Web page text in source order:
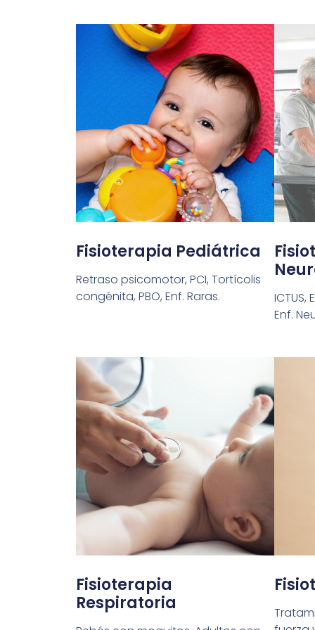
Fisioterapia Pediátrica
Retraso psicomotor, PCI, Tortícolis
congénita, PBO, Enf. Raras.
ICTUS,
Enf.
Fisioterapia
Respiratoria